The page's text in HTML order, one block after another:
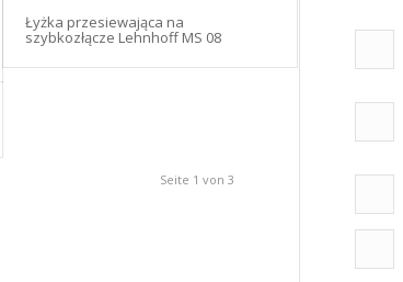
Łyżka przesiewająca na
szybkozłącze Lehnhoff MS 08
Seite 1 von 3